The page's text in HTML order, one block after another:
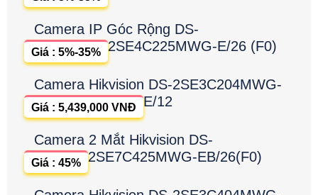
Camera IP Góc Rộng DS-
2SE4C225MWG-E/26 (F0)
Giá : 5%-35%
Camera Hikvision DS-2SE3C204MWG-
E/12
Giá : 5,439,000 VNĐ
Camera 2 Mắt Hikvision DS-
2SE7C425MWG-EB/26(F0)
Giá : 45%